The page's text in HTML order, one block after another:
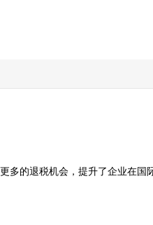
多的退税机会，提升了企业在国